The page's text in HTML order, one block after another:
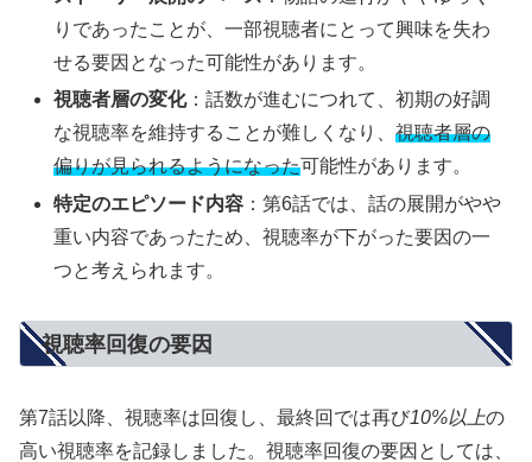
りであったことが、一部視聴者にとって興味を失わ
せる要因となった可能性があります。
視聴者層の変化：話数が進むにつれて、初期の好調
な視聴率を維持することが難しくなり、視聴者層の
偏りが見られるようになった可能性があります。
特定のエピソード内容 ：第6話では、話の展開がやや
重い内容であったため、視聴率が下がった要因の一
つと考えられます。
視聴率回復の要因
第7話以降、視聴率は回復し、最終回では再び10%以上の
高い視聴率を記録しました。視聴率回復の要因としては、